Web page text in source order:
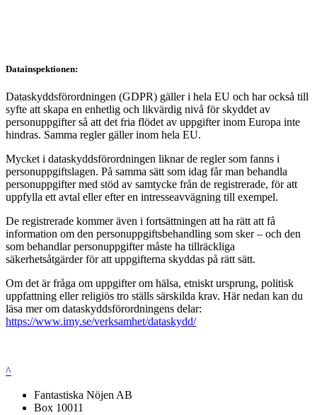
Datainspektionen:
Dataskyddsförordningen (GDPR) gäller i hela EU och har också till
syfte att skapa en enhetlig och likvärdig nivå för skyddet av
personuppgifter så att det fria flödet av uppgifter inom Europa inte
hindras. Samma regler gäller inom hela EU.
Mycket i dataskyddsförordningen liknar de regler som fanns i
personuppgiftslagen. På samma sätt som idag får man behandla
personuppgifter med stöd av samtycke från de registrerade, för att
uppfylla ett avtal eller efter en intresseavvägning till exempel.
De registrerade kommer även i fortsättningen att ha rätt att få
information om den personuppgiftsbehandling som sker – och den
som behandlar personuppgifter måste ha tillräckliga
säkerhetsåtgärder för att uppgifterna skyddas på rätt sätt.
Om det är fråga om uppgifter om hälsa, etniskt ursprung, politisk
uppfattning eller religiös tro ställs särskilda krav. Här nedan kan du
läsa mer om dataskyddsförordningens delar:
https://www.imy.se/verksamhet/dataskydd/
^
Fantastiska Nöjen AB
Box 10011